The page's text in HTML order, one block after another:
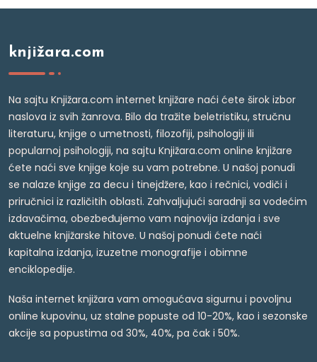
knjižara.com
Na sajtu Knjižara.com internet knjižare naći ćete širok izbor
naslova iz svih žanrova. Bilo da tražite beletristiku, stručnu
literaturu, knjige o umetnosti, filozofiji, psihologiji ili
popularnoj psihologiji, na sajtu Knjižara.com online knjižare
ćete naći sve knjige koje su vam potrebne. U našoj ponudi
se nalaze knjige za decu i tinejdžere, kao i rečnici, vodiči i
priručnici iz različitih oblasti. Zahvaljujući saradnji sa vodećim
izdavačima, obezbeđujemo vam najnovija izdanja i sve
aktuelne knjižarske hitove. U našoj ponudi ćete naći
kapitalna izdanja, izuzetne monografije i obimne
enciklopedije.
Naša internet knjižara vam omogućava sigurnu i povoljnu
online kupovinu, uz stalne popuste od 10-20%, kao i sezonske
akcije sa popustima od 30%, 40%, pa čak i 50%.